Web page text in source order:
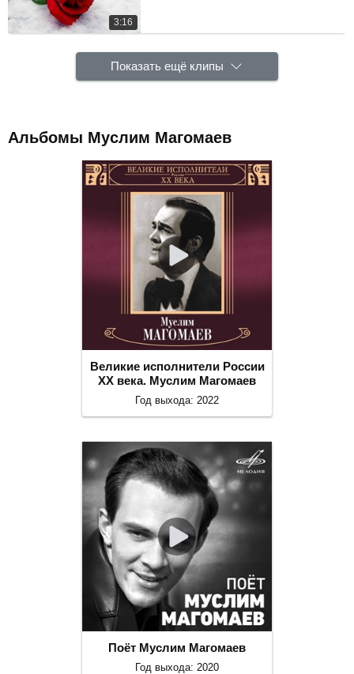
3:16
Показать ещё клипы
Альбомы Муслим Магомаев
Великие исполнители России
ХХ века. Муслим Магомаев
Год выхода: 2022
Поёт Муслим Магомаев
Год выхода: 2020